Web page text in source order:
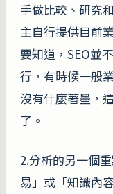
手做比較、研究
主自行提供目前
要知道，SEO並
行，有時候一般
沒有什麼著墨，
了。
2.分析的另一個
易」或「知識內